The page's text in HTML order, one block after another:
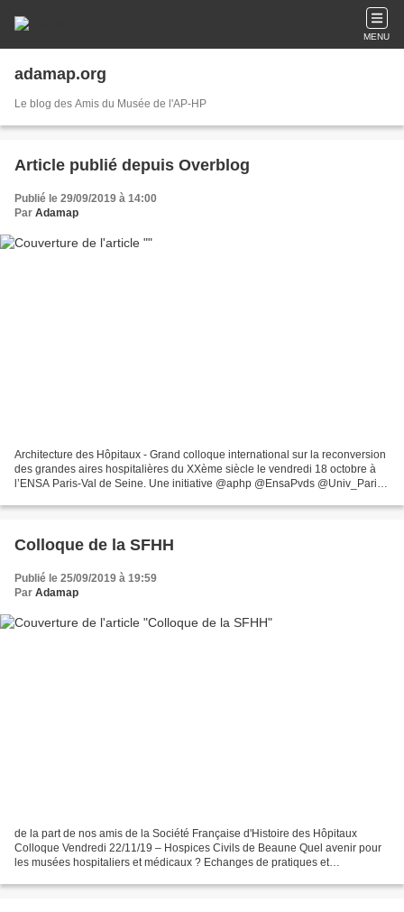
MENU
adamap.org
Le blog des Amis du Musée de l'AP-HP
Article publié depuis Overblog
Publié le 29/09/2019 à 14:00
Par Adamap
Architecture des Hôpitaux - Grand colloque international sur la reconversion
des grandes aires hospitalières du XXème siècle le vendredi 18 octobre à
l’ENSA Paris-Val de Seine. Une initiative @aphp @EnsaPvds @Univ_Paris
Colloque de la SFHH
Publié le 25/09/2019 à 19:59
Par Adamap
de la part de nos amis de la Société Française d'Histoire des Hôpitaux
Colloque Vendredi 22/11/19 – Hospices Civils de Beaune Quel avenir pour
les musées hospitaliers et médicaux ? Echanges de pratiques et